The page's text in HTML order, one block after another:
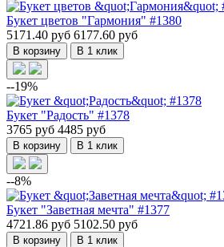
Букет цветов "Гармония" #1380
5171.40 руб 6177.60 руб
В корзину В 1 клик
--19%
Букет "Радость" #1378
3765 руб 4485 руб
В корзину В 1 клик
--8%
Букет "Заветная мечта" #1377
4721.86 руб 5102.50 руб
В корзину В 1 клик